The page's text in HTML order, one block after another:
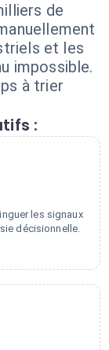
de
et les
impossible.
à trier
:
les signaux
décisionnelle.